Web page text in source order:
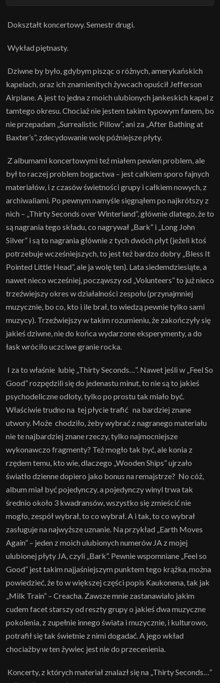
Dokształt koncertowy. Semestr drugi.
Wykład piętnasty.
Dziwne by było, gdybym pisząc o różnych, amerykańskich
kapelach, oraz ich znamienitych żywcach opuścił Jefferson
Airplane. A jest to jedna z moich ulubionych jankeskich kapel z
tamtego okresu. Chociaż nie jestem takim typowym fanem, bo
nie przepadam „Surrealistic Pillow”, ani za „After Bathing at
Baxter’s”, zdecydowanie wolę późniejsze płyty.
Z albumami koncertowymi też miałem pewien problem, ale
był to raczej problem bogactwa – jest całkiem sporo fajnych
materiałów, i z czasów świetności grupy i całkiem nowych, z
archiwaliami. Po pewnym namyśle sięgnąłem po najkrótszy z
nich – „Thirty Seconds over Winterland”, głównie dlatego, że to
są nagrania tego składu, co nagrywał „Bark” i „Long John
Silver” i są to nagrania głównie z tych dwóch płyt (jeżeli ktoś
potrzebuje wcześniejszych, to jest też bardzo dobry „Bless It
Pointed Little Head”, ale ja wolę ten). Lata siedemdziesiąte, a
nawet nieco wcześniej, począwszy od „Volunteers” to już nieco
trzeźwiejszy okres w działalności zespołu (przynajmniej
muzycznie, bo co, kto i ile brał, to wiedzą pewnie tylko sami
muzycy). Trzeźwiejszy w takim rozumieniu, że zakończyły się
jakieś dziwne, nie do końca wydarzone eksperymenty, a do
łask wróciło uczciwe granie rocka.
I za to właśnie lubię „Thirty Seconds…”. Nawet jeśli w „Feel So
Good” rozpędzili się do jedenastu minut, to nie są to jakieś
psychodeliczne odloty, tylko po prostu tak miało być.
Właściwie trudno na tej płycie trafić na bardziej znane
utwory. Może chodziło, żeby wybrać z nagranego materiału
nie te najbardziej znane rzeczy, tylko najmocniejsze
wykonawczo fragmenty? Też mogło tak być, ale konia z
rzędem temu, kto wie, dlaczego „Wooden Ships” ujrzało
światło dzienne dopiero jako bonus na remajstrze? No cóż,
album miał być pojedynczy, a pojedynczy winyl trwa tak
średnio około 3 kwadransów, wszystko się zmieścić nie
mogło, zespół wybrał, to co wybrał. A i tak, to co wybrał
zasługuje na najwyższe uznanie. Na przykład „Earth Moves
Again” – jeden z moich ulubionych numerów JA z mojej
ulubionej płyty JA, czyli „Bark”. Pewnie wspomniane „Feel so
Good” jest takim najjaśniejszym punktem tego krążka, można
powiedzieć, że to w większej części popis Kaukonena, tak jak
„Milk Train” – Creacha. Zawsze mnie zastanawiało jakim
cudem facet starszy od reszty grupy o jakieś dwa muzyczne
pokolenia, z zupełnie innego świata i muzycznie, i kulturowo,
potrafił się tak świetnie z nimi dogadać. A jego wkład
chociażby w ten żywiec jest nie do przecenienia.
Koncerty, z których materiał znalazł się na „Thirty Seconds…”